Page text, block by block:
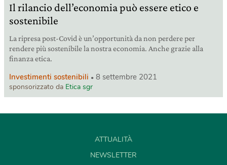
Il rilancio dell’economia può essere etico e
sostenibile
La ripresa post-Covid è un’opportunità da non perdere per
rendere più sostenibile la nostra economia. Anche grazie alla
finanza etica.
Investimenti sostenibili 8 settembre 2021
sponsorizzato da Etica sgr
ATTUALITÀ
NEWSLETTER